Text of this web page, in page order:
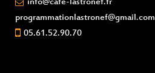
programmationlastronef@gmail.com
05.61.52.90.70